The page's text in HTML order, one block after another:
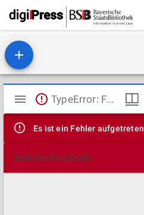
Mirador
Viewer
TypeError: Failed to fetch
Es ist ein Fehler aufgetreten
Technische Details